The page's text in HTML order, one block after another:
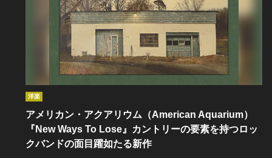
洋楽
アメリカン・アクアリウム（American Aquarium）
『New Ways To Lose』カントリーの要素を持つロッ
クバンドの面目躍如たる新作